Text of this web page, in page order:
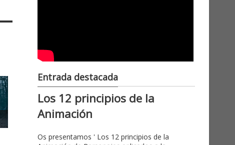
Entrada destacada
Los 12 principios de la
Animación
Os presentamos ' Los 12 principios de la